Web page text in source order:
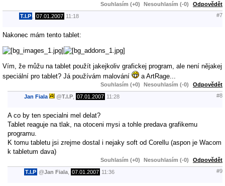
Souhlasím (+0) Nesouhlasím (-0) Odpovědět
T.I.P 07.01.2007 11:18 #7
Nakonec mám tento tablet:
Vím, že můžu na tablet použít jakejkoliv grafickej program, ale není nějakej
speciální pro tablet? Já používám malování
a ArtRage...
Souhlasím (+0) Nesouhlasím (-0) Odpovědět
Jan Fiala @T.I.P 07.01.2007 11:28 #8
A co by ten specialni mel delat?
Tablet reaguje na tlak, na otoceni mysi a tohle predava grafikemu
programu.
K tomu tabletu jsi zrejme dostal i nejaky soft od Corellu (aspon je Wacom
k tabletum dava)
Souhlasím (+0) Nesouhlasím (-0) Odpovědět
T.I.P @Jan Fiala 07.01.2007 11:36 #9